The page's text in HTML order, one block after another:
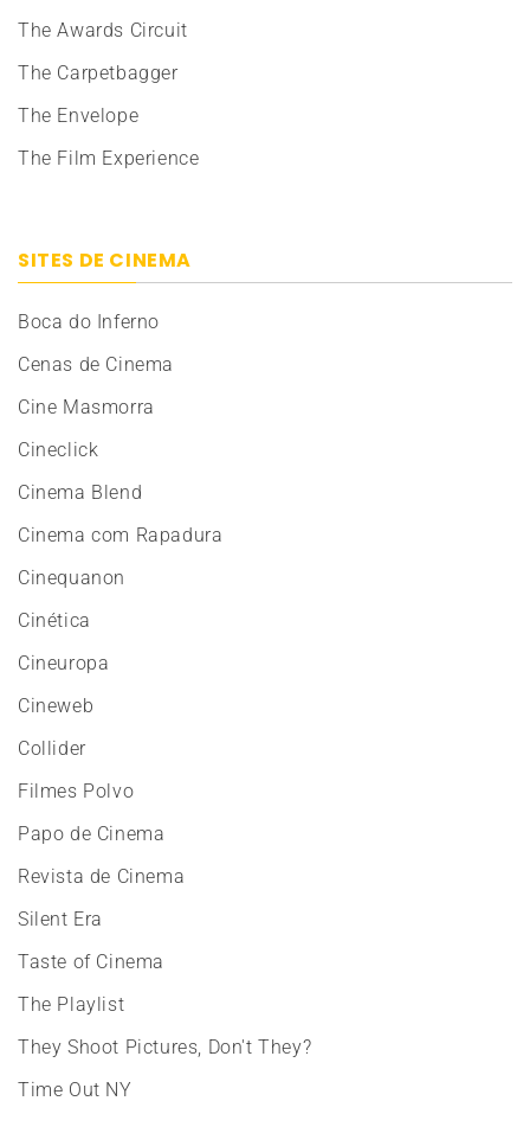
The Awards Circuit
The Carpetbagger
The Envelope
The Film Experience
SITES DE CINEMA
Boca do Inferno
Cenas de Cinema
Cine Masmorra
Cineclick
Cinema Blend
Cinema com Rapadura
Cinequanon
Cinética
Cineuropa
Cineweb
Collider
Filmes Polvo
Papo de Cinema
Revista de Cinema
Silent Era
Taste of Cinema
The Playlist
They Shoot Pictures, Don't They?
Time Out NY